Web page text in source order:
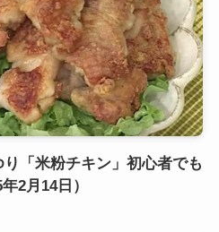
り「米粉チキン」初心者でも
2月14日）